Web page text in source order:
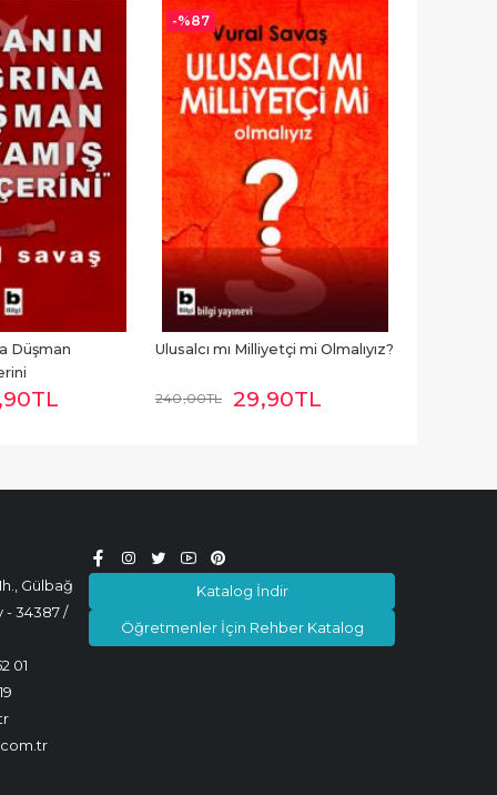
Düşman
TL
-%87
Ulusalcı mı Milliyetçi mi Olmalıyız?
240,00TL 29,90TL
Gülbağ
- 34387 /
01
Katalog İndir
Öğretmenler İçin Rehber Katalog